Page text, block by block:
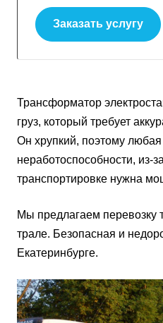
Заказать услугу
Трансформатор
груз, который требует
Он хрупкий, поэтому
неработоспособности, из-
транспортировке нужна
Мы предлагаем перевозку
трале. Безопасная и
Екатеринбурге.